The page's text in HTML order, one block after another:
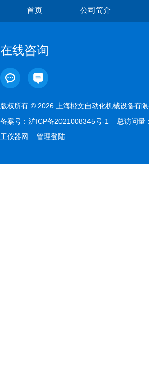
首页 公司简介
在线咨询
版权所有 © 2026 上海橙文自动化机械设备有
备案号： 沪ICP备2021008345号-1 总访问量
工仪器网
管理登陆